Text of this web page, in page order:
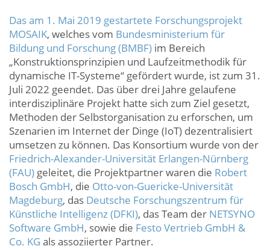
Das am 1. Mai 2019 gestartete Forschungsprojekt
MOSAIK, welches vom Bundesministerium für
Bildung und Forschung (BMBF) im Bereich
„Konstruktionsprinzipien und Laufzeitmethodik für
dynamische IT-Systeme“ gefördert wurde, ist zum 31.
Juli 2022 geendet. Das über drei Jahre gelaufene
interdisziplinäre Projekt hatte sich zum Ziel gesetzt,
Methoden der Selbstorganisation zu erforschen, um
Szenarien im Internet der Dinge (IoT) dezentralisiert
umsetzen zu können. Das Konsortium wurde von der
Friedrich-Alexander-Universität Erlangen-Nürnberg
(FAU) geleitet, die Projektpartner waren die Robert
Bosch GmbH, die Otto-von-Guericke-Universität
Magdeburg, das Deutsche Forschungszentrum für
Künstliche Intelligenz (DFKI), das Team der NETSYNO
Software GmbH, sowie die Festo Vertrieb GmbH &
Co. KG als assoziierter Partner.